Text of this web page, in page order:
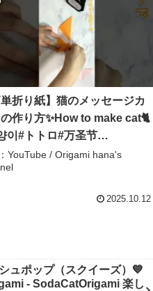
単折り紙】猫のメッセージカ
作り方✨How to make cat🐈
이#トトロ#万圣节
ハロウィン#折り方#
み#easy#origami#摺紙#종
YouTube / Origami hana's
2025.10.12
ュポップ（スクイーズ）💙
- SodaCatOrigami 楽し